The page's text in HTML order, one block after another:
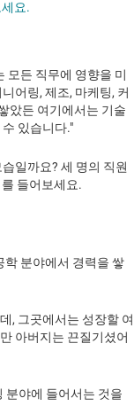
요.
모든 직무에 영향을 미
어링, 제조, 마케팅, 커
았든 여기에서는 기술
있습니다."
일까요? 세 명의 직원
들어보세요.
학 분야에서 경력을 쌓
, 그곳에서는 성장할 여
아버지는 끈질기셨어
분야에 들어서는 것을